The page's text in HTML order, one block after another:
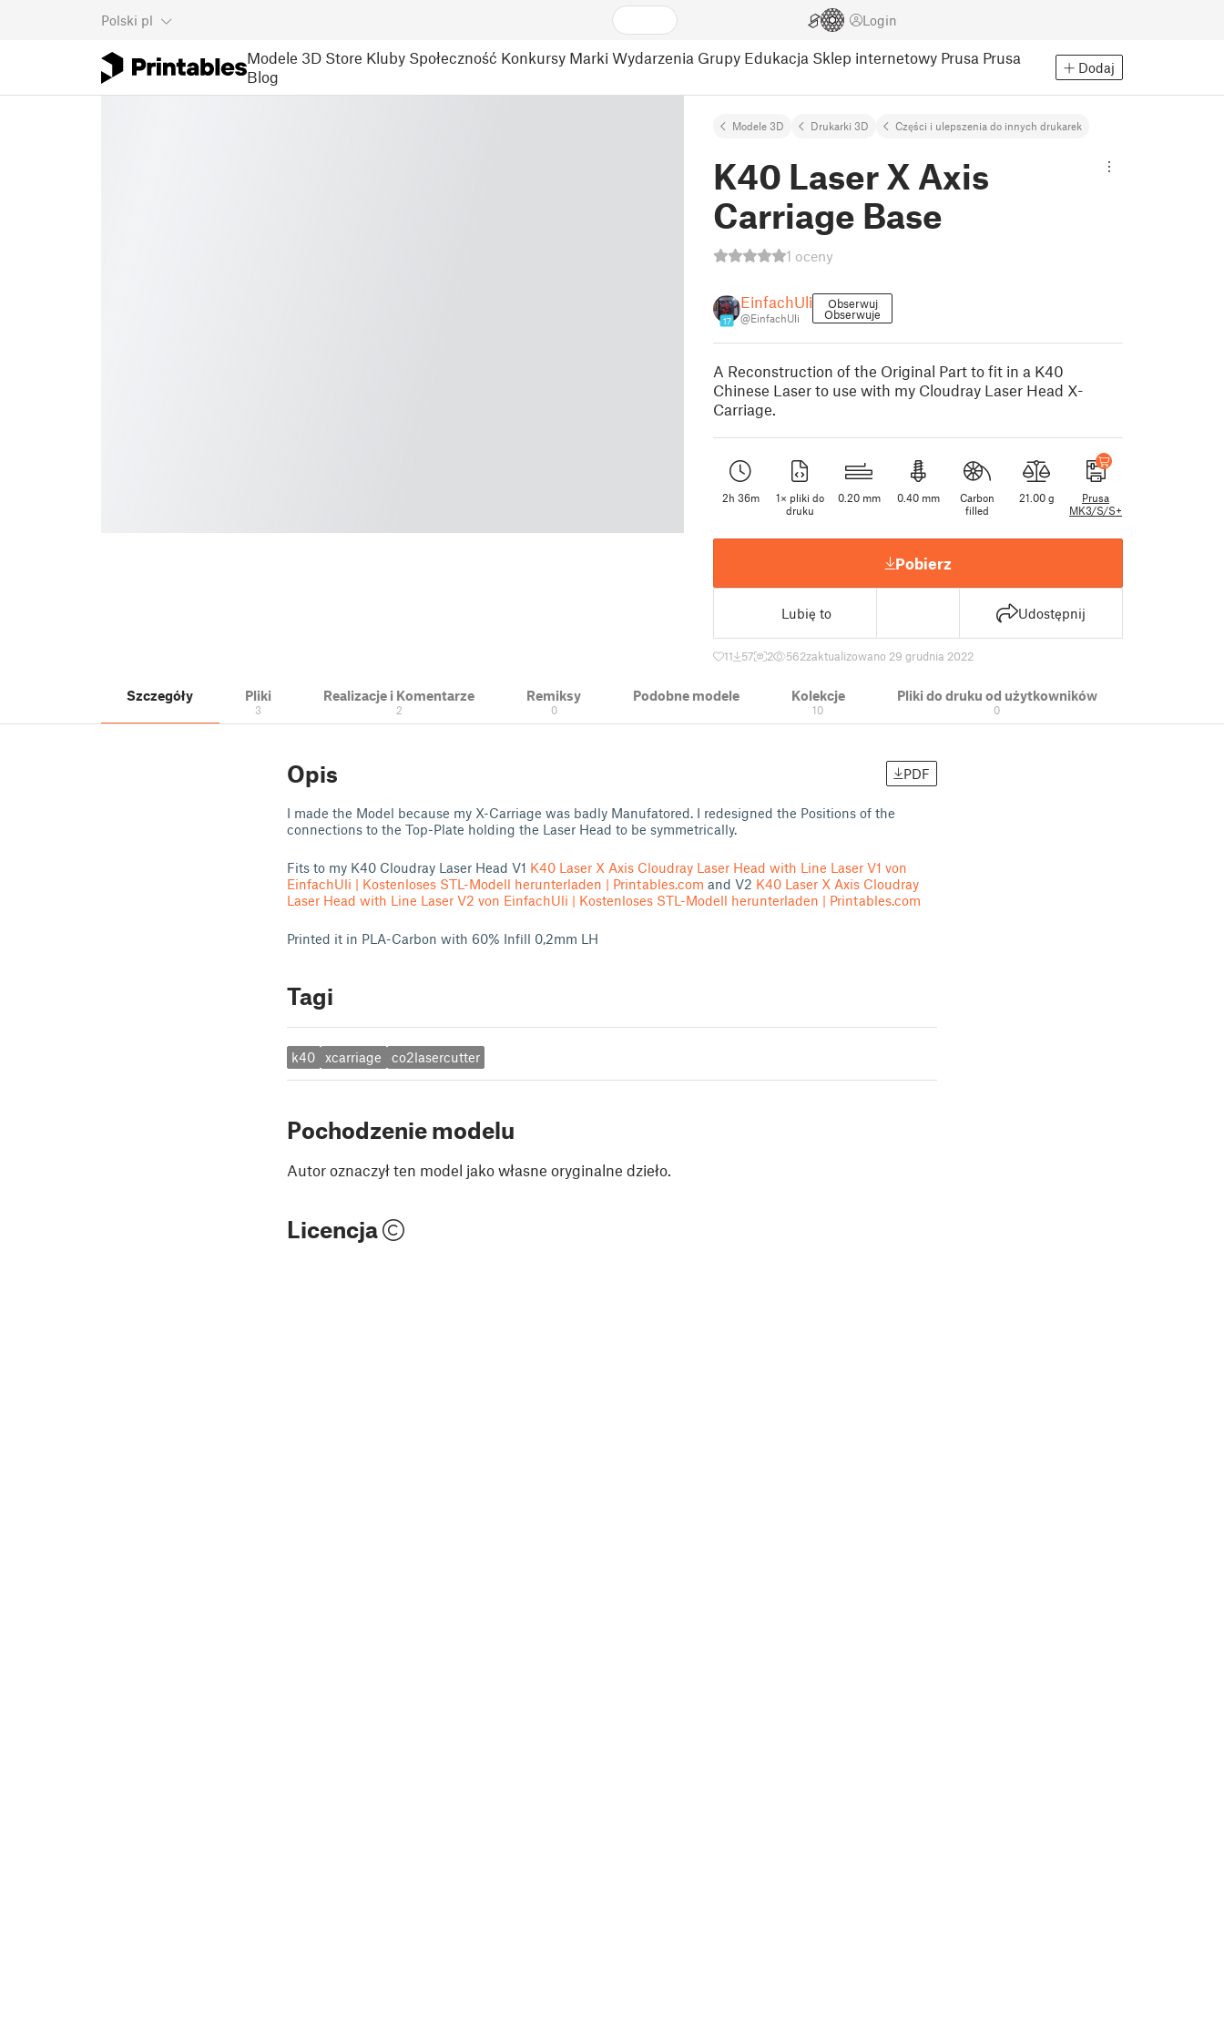
Polski pl Login
Modele 3D Store Kluby Społeczność Konkursy Marki Wydarzenia Grupy Edukacja Sklep internetowy Prusa Prusa
Blog
Dodaj
Modele 3D Drukarki 3D Części i ulepszenia do innych drukarek
K40 Laser X Axis
Carriage Base
1 oceny
17
EinfachUli
@EinfachUli
Obserwuj
Obserwuje
A Reconstruction of the Original Part to fit in a K40
Chinese Laser to use with my Cloudray Laser Head X-
Carriage.
2h 36m
1× pliki do
druku
0.20 mm 0.40 mm
Carbon
filled
21.00 g
Prusa
MK3/S/S+
Pobierz
Lubię to Udostępnij
11 57 2 562zaktualizowano 29 grudnia 2022
Szczegóły Pliki
3
Realizacje i Komentarze
2
Remiksy
0
Podobne modele Kolekcje
10
Pliki do druku od użytkowników
0
Opis PDF
I made the Model because my X-Carriage was badly Manufatored. I redesigned the Positions of the
connections to the Top-Plate holding the Laser Head to be symmetrically.
Fits to my K40 Cloudray Laser Head V1 K40 Laser X Axis Cloudray Laser Head with Line Laser V1 von
EinfachUli | Kostenloses STL-Modell herunterladen | Printables.com and V2 K40 Laser X Axis Cloudray
Laser Head with Line Laser V2 von EinfachUli | Kostenloses STL-Modell herunterladen | Printables.com
Printed it in PLA-Carbon with 60% Infill 0,2mm LH
Tagi
k40 xcarriage co2lasercutter
Pochodzenie modelu
Autor oznaczył ten model jako własne oryginalne dzieło.
Licencja